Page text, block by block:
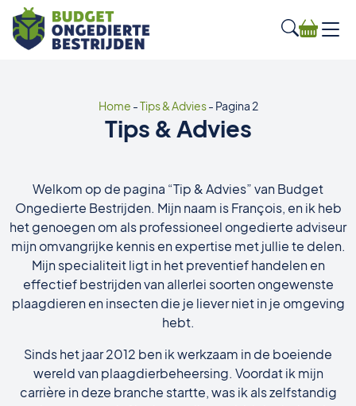
Home -Tips & Advies- Pagina 2
Tips & Advies
Welkom op de pagina “Tip & Advies” van Budget
Ongedierte Bestrijden. Mijn naam is François, en ik heb
het genoegen om als professioneel ongedierte adviseur
mijn omvangrijke kennis en expertise met jullie te delen.
Mijn specialiteit ligt in het preventief handelen en
effectief bestrijden van allerlei soorten ongewenste
plaagdieren en insecten die je liever niet in je omgeving
hebt.
Sinds het jaar 2012 ben ik werkzaam in de boeiende
wereld van plaagdierbeheersing. Voordat ik mijn
carrière in deze branche startte, was ik als zelfstandig